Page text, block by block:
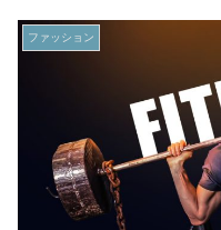
ファッション